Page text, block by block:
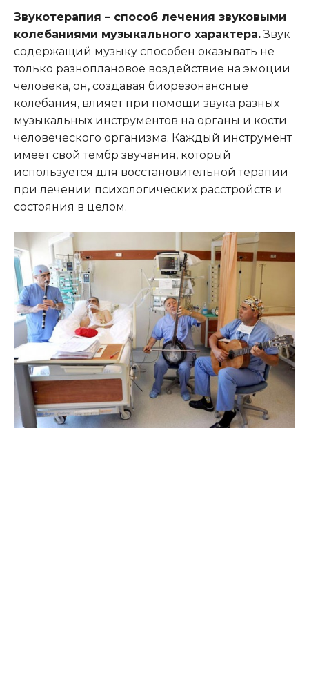
Звукотерапия – способ лечения звуковыми
колебаниями музыкального характера.Звук
содержащий музыку способен оказывать не
только разноплановое воздействие на эмоции
человека, он, создавая биорезонансные
колебания, влияет при помощи звука разных
музыкальных инструментов на органы и кости
человеческого организма. Каждый инструмент
имеет свой тембр звучания, который
используется для восстановительной терапии
при лечении психологических расстройств и
состояния в целом.